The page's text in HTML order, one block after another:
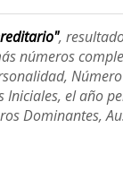
,
números
Iniciales, el año
Dominantes,